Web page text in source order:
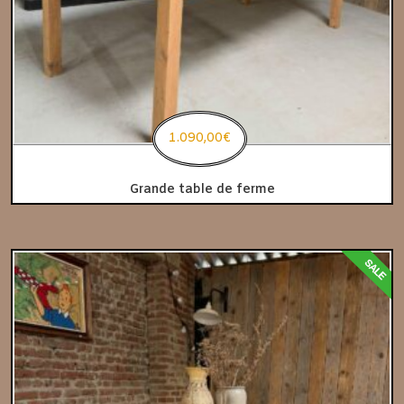
Grande table de ferme
1.090,00€